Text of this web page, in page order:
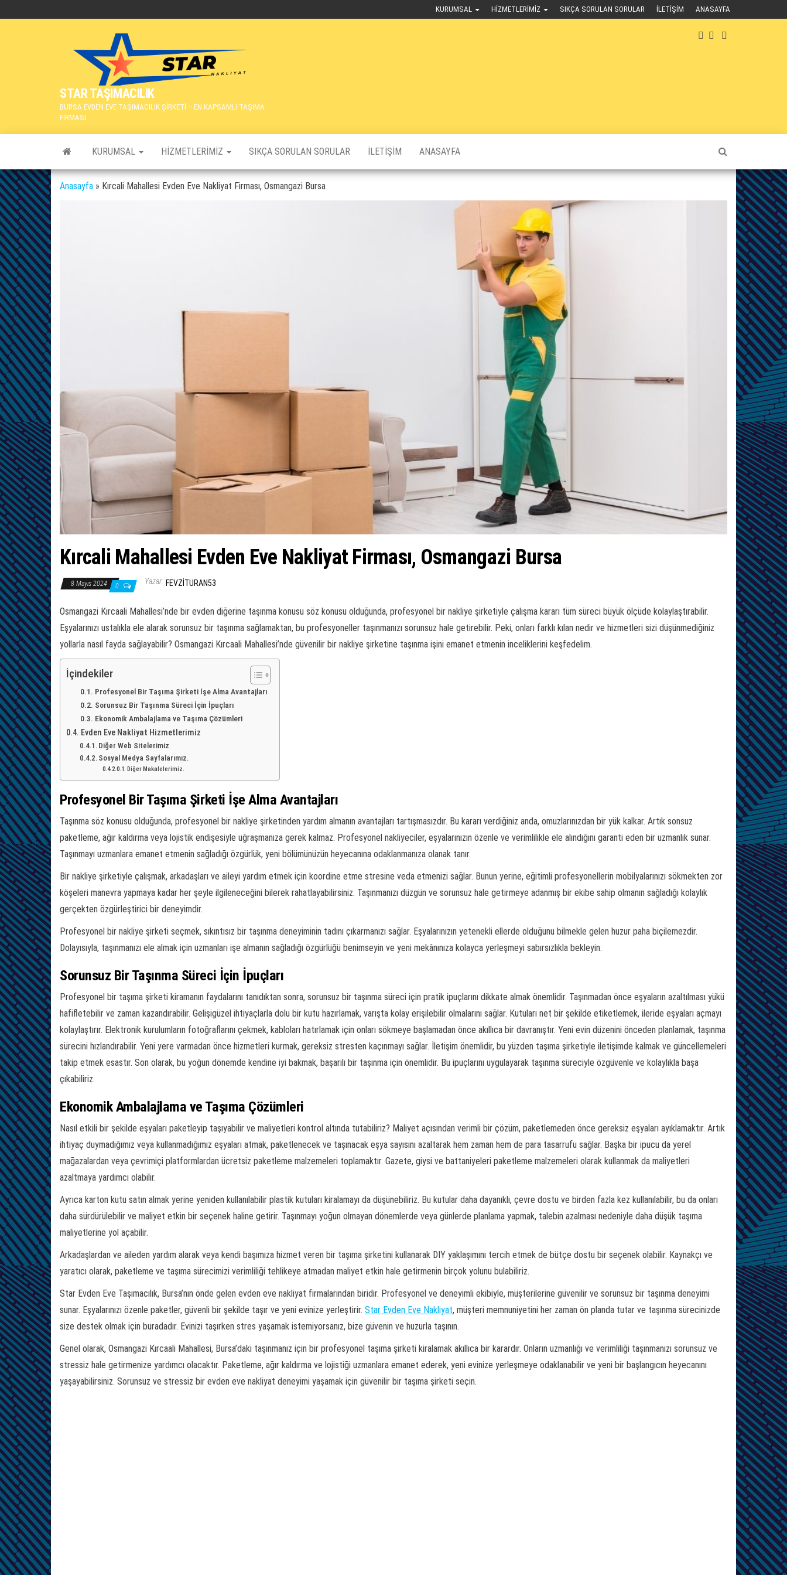
KURUMSAL HIZMETLERIMIZ SIKÇA SORULAN SORULAR İLETIŞIM ANASAYFA
STAR TAŞIMACILIK
BURSA EVDEN EVE TAŞIMACILIK ŞİRKETİ – EN KAPSAMLI TAŞIMA
FİRMASI
KURUMSAL HIZMETLERIMIZ SIKÇA SORULAN SORULAR İLETIŞIM ANASAYFA
Anasayfa » Kırcali Mahallesi Evden Eve Nakliyat Firması, Osmangazi Bursa
Kırcali Mahallesi Evden Eve Nakliyat Firması, Osmangazi Bursa
8 Mayıs 2024 0 Yazar: FEVZITURAN53
Osmangazi Kırcaali Mahallesi’nde bir evden diğerine taşınma konusu söz konusu olduğunda, profesyonel bir nakliye şirketiyle çalışma kararı tüm süreci büyük ölçüde kolaylaştırabilir.
Eşyalarınızı ustalıkla ele alarak sorunsuz bir taşınma sağlamaktan, bu profesyoneller taşınmanızı sorunsuz hale getirebilir. Peki, onları farklı kılan nedir ve hizmetleri sizi düşünmediğiniz
yollarla nasıl fayda sağlayabilir? Osmangazi Kırcaali Mahallesi’nde güvenilir bir nakliye şirketine taşınma işini emanet etmenin inceliklerini keşfedelim.
İçindekiler
Profesyonel Bir Taşıma Şirketi İşe Alma Avantajları
Sorunsuz Bir Taşınma Süreci İçin İpuçları
Ekonomik Ambalajlama ve Taşıma Çözümleri
Evden Eve Nakliyat Hizmetlerimiz
Diğer Web Sitelerimiz
Sosyal Medya Sayfalarımız.
Diğer Makalelerimiz.
Profesyonel Bir Taşıma Şirketi İşe Alma Avantajları
Taşınma söz konusu olduğunda, profesyonel bir nakliye şirketinden yardım almanın avantajları tartışmasızdır. Bu kararı verdiğiniz anda, omuzlarınızdan bir yük kalkar. Artık sonsuz
paketleme, ağır kaldırma veya lojistik endişesiyle uğraşmanıza gerek kalmaz. Profesyonel nakliyeciler, eşyalarınızın özenle ve verimlilikle ele alındığını garanti eden bir uzmanlık sunar.
Taşınmayı uzmanlara emanet etmenin sağladığı özgürlük, yeni bölümünüzün heyecanına odaklanmanıza olanak tanır.
Bir nakliye şirketiyle çalışmak, arkadaşları ve aileyi yardım etmek için koordine etme stresine veda etmenizi sağlar. Bunun yerine, eğitimli profesyonellerin mobilyalarınızı sökmekten zor
köşeleri manevra yapmaya kadar her şeyle ilgileneceğini bilerek rahatlayabilirsiniz. Taşınmanızı düzgün ve sorunsuz hale getirmeye adanmış bir ekibe sahip olmanın sağladığı kolaylık
gerçekten özgürleştirici bir deneyimdir.
Profesyonel bir nakliye şirketi seçmek, sıkıntısız bir taşınma deneyiminin tadını çıkarmanızı sağlar. Eşyalarınızın yetenekli ellerde olduğunu bilmekle gelen huzur paha biçilemezdir.
Dolayısıyla, taşınmanızı ele almak için uzmanları işe almanın sağladığı özgürlüğü benimseyin ve yeni mekânınıza kolayca yerleşmeyi sabırsızlıkla bekleyin.
Sorunsuz Bir Taşınma Süreci İçin İpuçları
Profesyonel bir taşıma şirketi kiramanın faydalarını tanıdıktan sonra, sorunsuz bir taşınma süreci için pratik ipuçlarını dikkate almak önemlidir. Taşınmadan önce eşyaların azaltılması yükü
hafifletebilir ve zaman kazandırabilir. Gelişigüzel ihtiyaçlarla dolu bir kutu hazırlamak, varışta kolay erişilebilir olmalarını sağlar. Kutuları net bir şekilde etiketlemek, ileride eşyaları açmayı
kolaylaştırır. Elektronik kurulumların fotoğraflarını çekmek, kabloları hatırlamak için onları sökmeye başlamadan önce akıllıca bir davranıştır. Yeni evin düzenini önceden planlamak, taşınma
sürecini hızlandırabilir. Yeni yere varmadan önce hizmetleri kurmak, gereksiz stresten kaçınmayı sağlar. İletişim önemlidir, bu yüzden taşıma şirketiyle iletişimde kalmak ve güncellemeleri
takip etmek esastır. Son olarak, bu yoğun dönemde kendine iyi bakmak, başarılı bir taşınma için önemlidir. Bu ipuçlarını uygulayarak taşınma süreciyle özgüvenle ve kolaylıkla başa
çıkabiliriz.
Ekonomik Ambalajlama ve Taşıma Çözümleri
Nasıl etkili bir şekilde eşyaları paketleyip taşıyabilir ve maliyetleri kontrol altında tutabiliriz? Maliyet açısından verimli bir çözüm, paketlemeden önce gereksiz eşyaları ayıklamaktır. Artık
ihtiyaç duymadığımız veya kullanmadığımız eşyaları atmak, paketlenecek ve taşınacak eşya sayısını azaltarak hem zaman hem de para tasarrufu sağlar. Başka bir ipucu da yerel
mağazalardan veya çevrimiçi platformlardan ücretsiz paketleme malzemeleri toplamaktır. Gazete, giysi ve battaniyeleri paketleme malzemeleri olarak kullanmak da maliyetleri
azaltmaya yardımcı olabilir.
Ayrıca karton kutu satın almak yerine yeniden kullanılabilir plastik kutuları kiralamayı da düşünebiliriz. Bu kutular daha dayanıklı, çevre dostu ve birden fazla kez kullanılabilir, bu da onları
daha sürdürülebilir ve maliyet etkin bir seçenek haline getirir. Taşınmayı yoğun olmayan dönemlerde veya günlerde planlama yapmak, talebin azalması nedeniyle daha düşük taşıma
maliyetlerine yol açabilir.
Arkadaşlardan ve aileden yardım alarak veya kendi başımıza hizmet veren bir taşıma şirketini kullanarak DIY yaklaşımını tercih etmek de bütçe dostu bir seçenek olabilir. Kaynakçı ve
yaratıcı olarak, paketleme ve taşıma sürecimizi verimliliği tehlikeye atmadan maliyet etkin hale getirmenin birçok yolunu bulabiliriz.
Star Evden Eve Taşımacılık, Bursa’nın önde gelen evden eve nakliyat firmalarından biridir. Profesyonel ve deneyimli ekibiyle, müşterilerine güvenilir ve sorunsuz bir taşınma deneyimi
sunar. Eşyalarınızı özenle paketler, güvenli bir şekilde taşır ve yeni evinize yerleştirir. Star Evden Eve Nakliyat, müşteri memnuniyetini her zaman ön planda tutar ve taşınma sürecinizde
size destek olmak için buradadır. Evinizi taşırken stres yaşamak istemiyorsanız, bize güvenin ve huzurla taşının.
Genel olarak, Osmangazi Kırcaali Mahallesi, Bursa’daki taşınmanız için bir profesyonel taşıma şirketi kiralamak akıllıca bir karardır. Onların uzmanlığı ve verimliliği taşınmanızı sorunsuz ve
stressiz hale getirmenize yardımcı olacaktır. Paketleme, ağır kaldırma ve lojistiği uzmanlara emanet ederek, yeni evinize yerleşmeye odaklanabilir ve yeni bir başlangıcın heyecanını
yaşayabilirsiniz. Sorunsuz ve stressiz bir evden eve nakliyat deneyimi yaşamak için güvenilir bir taşıma şirketi seçin.